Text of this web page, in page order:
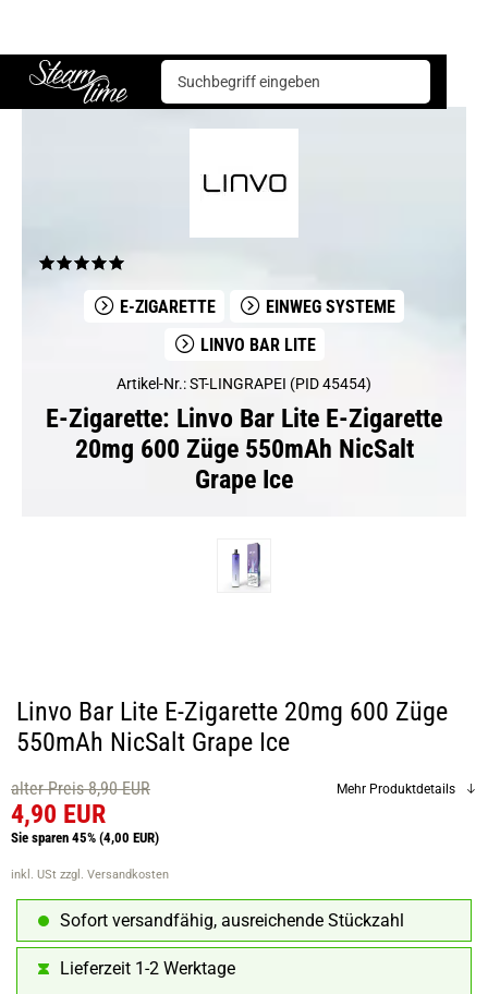
Steam time
E-Zigarette Einweg Systeme
E-ZIGARETTE
EINWEG SYSTEME
LINVO BAR LITE
Artikel-Nr.: ST-LINGRAPEI (PID 45454)
E-Zigarette: Linvo Bar Lite E-Zigarette
20mg 600 Züge 550mAh NicSalt
Grape Ice
Linvo Bar Lite E-Zigarette 20mg 600 Züge
550mAh NicSalt Grape Ice
alter Preis 8,90 EUR
4,90 EUR
Sie sparen 45% (4,00 EUR)
inkl. USt zzgl. Versandkosten
Mehr Produktdetails
Sofort versandfähig, ausreichende Stückzahl
Lieferzeit 1-2 Werktage